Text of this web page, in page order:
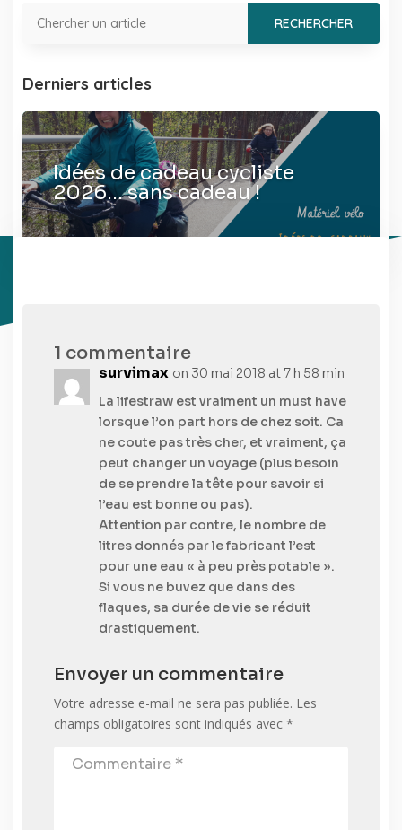
Derniers articles
Idées de cadeau cycliste
2026… sans cadeau !
1 commentaire
survimax on 30 mai 2018 at 7 h 58 min
La lifestraw est vraiment un must have
lorsque l’on part hors de chez soit. Ca
ne coute pas très cher, et vraiment, ça
peut changer un voyage (plus besoin
de se prendre la tête pour savoir si
l’eau est bonne ou pas).
Attention par contre, le nombre de
litres donnés par le fabricant l’est
pour une eau « à peu près potable ».
Si vous ne buvez que dans des
flaques, sa durée de vie se réduit
drastiquement.
Envoyer un commentaire
Votre adresse e-mail ne sera pas publiée. Les
champs obligatoires sont indiqués avec *